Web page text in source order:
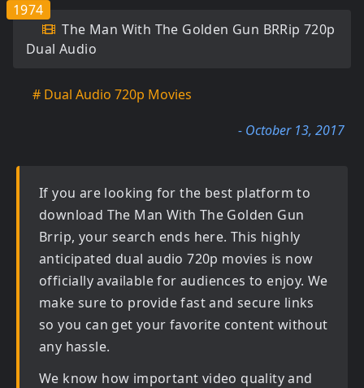
The Man With The Golden Gun BRRip 720p
Dual Audio
1974
# Dual Audio 720p Movies
- October 13, 2017
If you are looking for the best platform to
download The Man With The Golden Gun
Brrip, your search ends here. This highly
anticipated dual audio 720p movies is now
officially available for audiences to enjoy. We
make sure to provide fast and secure links
so you can get your favorite content without
any hassle.
We know how important video quality and